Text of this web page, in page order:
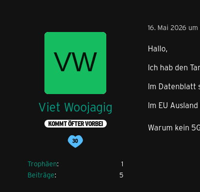
Viet Woojagig
KOMMT ÖFTER VORBEI
Trophäen
1
Beiträge
5
16. Mai 2026
Hallo,
Ich hab den
Im Datenblatt
Im EU
Warum kein